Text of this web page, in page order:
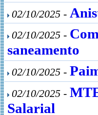
02/10/2025 -
02/10/2025 -
saneamento
02/10/2025 -
02/10/2025 -
Salarial